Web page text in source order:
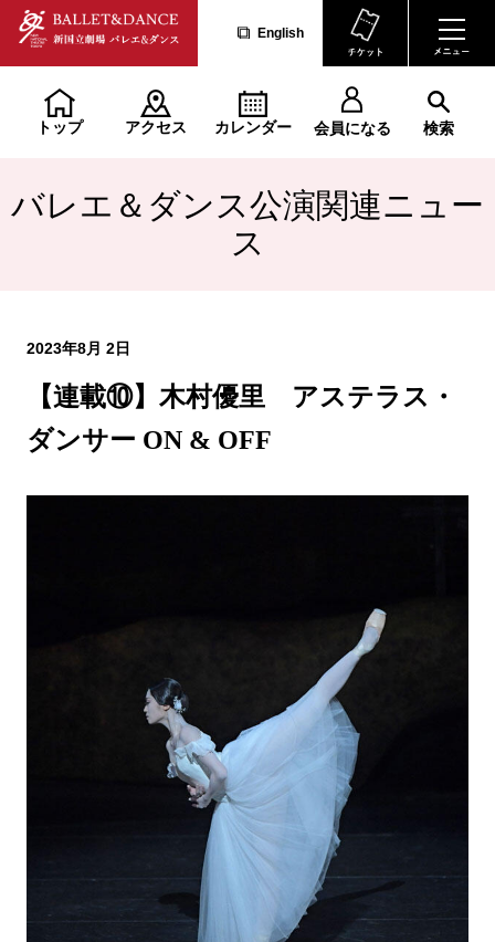
English
トップ アクセス カレンダー 会員になる 検索
バレエ＆ダンス公演関連ニュー
ス
2023年8月 2日
【連載⑩】木村優里 アステラス・
ダンサー ON & OFF